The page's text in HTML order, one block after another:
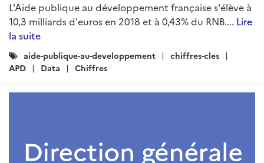
L'Aide publique au développement française s'élève à
10,3 milliards d'euros en 2018 et à 0,43% du RNB.... Lire
la suite
Catégories
:
aide-publique-au-developpement
chiffres-cles
APD
Data Chiffres